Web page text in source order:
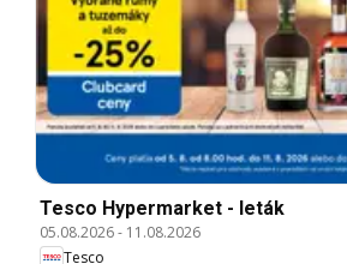
Tesco Hypermarket - leták
05.08.2026- 11.08.2026
Tesco